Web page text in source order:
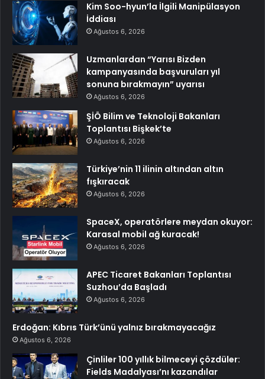
Kim Soo-hyun’la İlgili Manipülasyon
İddiası
Ağustos 6, 2026
Uzmanlardan “Yarısı Bizden
kampanyasında başvuruları yıl
sonuna bırakmayın” uyarısı
Ağustos 6, 2026
ŞİÖ Bilim ve Teknoloji Bakanları
Toplantısı Bişkek’te
Ağustos 6, 2026
Türkiye’nin 11 ilinin altından altın
fışkıracak
Ağustos 6, 2026
SpaceX, operatörlere meydan okuyor:
Karasal mobil ağ kuracak!
Ağustos 6, 2026
APEC Ticaret Bakanları Toplantısı
Suzhou’da Başladı
Ağustos 6, 2026
Erdoğan: Kıbrıs Türk’ünü yalnız bırakmayacağız
Ağustos 6, 2026
Çinliler 100 yıllık bilmeceyi çözdüler:
Fields Madalyası’nı kazandılar